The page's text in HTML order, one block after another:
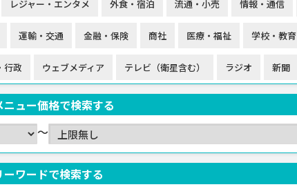
レジャー・エンタメ 外食・宿泊 流通・小売 情報・通信
運輸・交通 金融・保険 商社 医療・福祉 学校・教育
行政 ウェブメディア テレビ（衛星含む） ラジオ 新聞
ニュー価格で検索する
～
ーワードで検索する